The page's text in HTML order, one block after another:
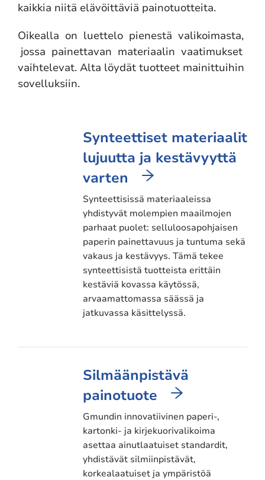
kaikkia niitä elävöittäviä painotuotteita.
Oikealla on luettelo pienestä valikoimasta,
jossa painettavan materiaalin vaatimukset
vaihtelevat. Alta löydät tuotteet mainittuihin
sovelluksiin.
Synteettiset materiaalit
lujuutta ja kestävyyttä
varten
Synteettisissä materiaaleissa
yhdistyvät molempien maailmojen
parhaat puolet: selluloosapohjaisen
paperin painettavuus ja tuntuma sekä
vakaus ja kestävyys. Tämä tekee
synteettisistä tuotteista erittäin
kestäviä kovassa käytössä,
arvaamattomassa säässä ja
jatkuvassa käsittelyssä.
Silmäänpistävä
painotuote
Gmundin innovatiivinen paperi-,
kartonki- ja kirjekuorivalikoima
asettaa ainutlaatuiset standardit,
yhdistävät silmiinpistävät,
korkealaatuiset ja ympäristöä